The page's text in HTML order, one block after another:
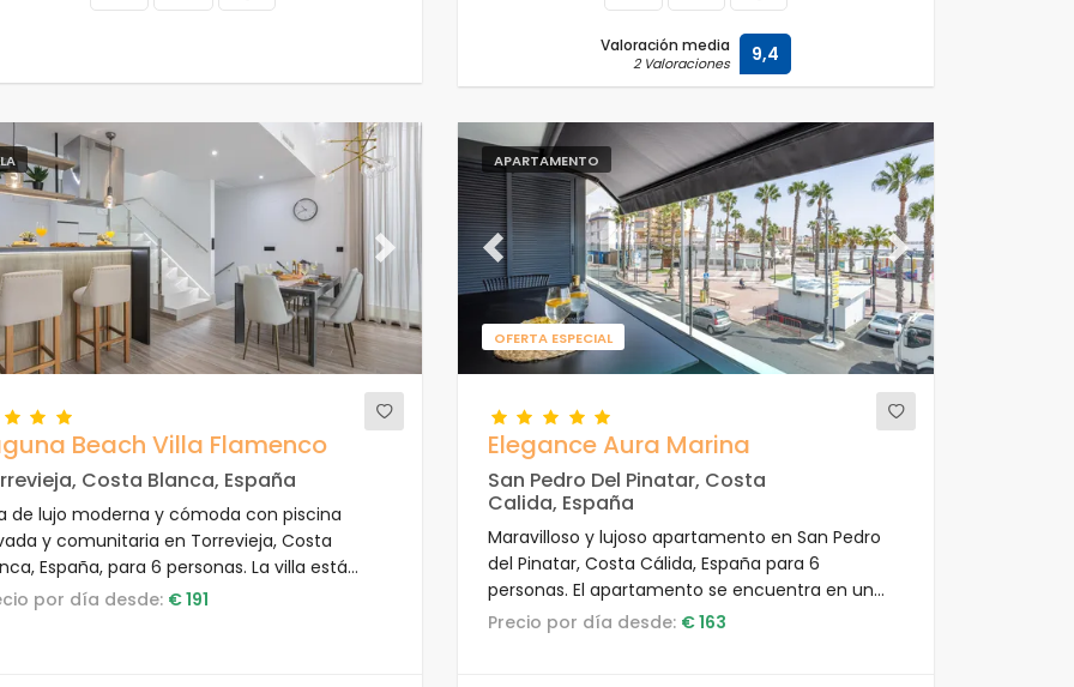
Valoración media
2 Valoraciones 9,4
Next
Beach Villa Flamenco
Costa Blanca, España
de lujo moderna y cómoda con piscina
y comunitaria en Torrevieja, Costa
España, para 6 personas. La villa está
en un complejo, cerca de restaurantes y
por día desde: € 191
APARTAMENTO
OFERTA ESPECIAL
Previous Next
Elegance Aura Marina
San Pedro Del Pinatar, Costa
Calida, España
Maravilloso y lujoso apartamento en San Pedro
del Pinatar, Costa Cálida, España para 6
personas. El apartamento se encuentra en un
complejo vacacional, cerca de restaurantes y
Precio por día desde: € 163